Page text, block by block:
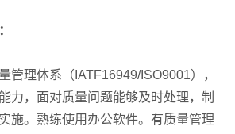
管理体系（IATF16949/ISO9001），
力，面对质量问题能够及时处理，制
施。熟练使用办公软件。有质量管理